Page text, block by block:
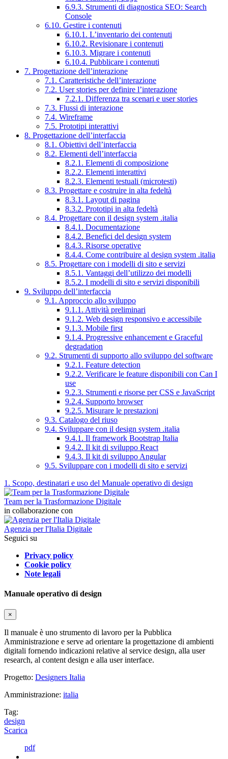
6.9.3. Strumenti di diagnostica SEO: Search
Console
6.10. Gestire i contenuti
6.10.1. L’inventario dei contenuti
6.10.2. Revisionare i contenuti
6.10.3. Migrare i contenuti
6.10.4. Pubblicare i contenuti
7. Progettazione dell’interazione
7.1. Caratteristiche dell’interazione
7.2. User stories per definire l’interazione
7.2.1. Differenza tra scenari e user stories
7.3. Flussi di interazione
7.4. Wireframe
7.5. Prototipi interattivi
8. Progettazione dell’interfaccia
8.1. Obiettivi dell’interfaccia
8.2. Elementi dell’interfaccia
8.2.1. Elementi di composizione
8.2.2. Elementi interattivi
8.2.3. Elementi testuali (microtesti)
8.3. Progettare e costruire in alta fedeltà
8.3.1. Layout di pagina
8.3.2. Prototipi in alta fedeltà
8.4. Progettare con il design system .italia
8.4.1. Documentazione
8.4.2. Benefici del design system
8.4.3. Risorse operative
8.4.4. Come contribuire al design system .italia
8.5. Progettare con i modelli di sito e servizi
8.5.1. Vantaggi dell’utilizzo dei modelli
8.5.2. I modelli di sito e servizi disponibili
9. Sviluppo dell’interfaccia
9.1. Approccio allo sviluppo
9.1.1. Attività preliminari
9.1.2. Web design responsivo e accessibile
9.1.3. Mobile first
9.1.4. Progressive enhancement e Graceful
degradation
9.2. Strumenti di supporto allo sviluppo del software
9.2.1. Feature detection
9.2.2. Verificare le feature disponibili con Can I
use
9.2.3. Strumenti e risorse per CSS e JavaScript
9.2.4. Supporto browser
9.2.5. Misurare le prestazioni
9.3. Catalogo del riuso
9.4. Sviluppare con il design system .italia
9.4.1. Il framework Bootstrap Italia
9.4.2. Il kit di sviluppo React
9.4.3. Il kit di sviluppo Angular
9.5. Sviluppare con i modelli di sito e servizi
1. Scopo, destinatari e uso del Manuale operativo di design
Team per la Trasformazione Digitale
in collaborazione con
Agenzia per l'Italia Digitale
Seguici su
Privacy policy
Cookie policy
Note legali
Manuale operativo di design
×
Il manuale è uno strumento di lavoro per la Pubblica
Amministrazione e serve ad orientare la progettazione di ambienti
digitali fornendo indicazioni relative al service design, alla user
research, al content design e alla user interface.
Progetto: Designers Italia
Amministrazione: italia
Tag:
design
Scarica
pdf